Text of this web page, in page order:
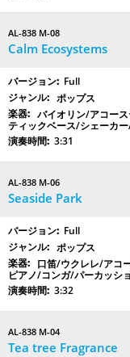
AL-838 M-08
Calm Ecosystems
Full
ポップス
バイオリン/アコー
ティックベース/シェーカ
3:31
AL-838 M-06
Seaside Park
Full
ポップス
口笛/ウクレレ/アコ
ピアノ/コンガ/パーカッシ
3:32
AL-838 M-04
Tea tree Fragrance